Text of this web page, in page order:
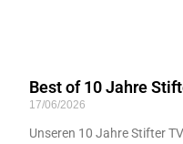
Best of 10 Jahre
17/06/2026
Unseren 10 Jahre Stifter